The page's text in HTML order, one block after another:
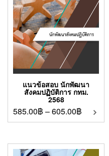
แนวข้อสอบ นักพัฒนา
สังคมปฏิบัติการ กทม.
2568
585.00฿ –605.00฿